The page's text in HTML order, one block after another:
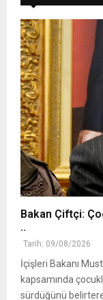
Bakan Çiftçi:
..
Tarih: 09/08/2026
İçişleri Bakanı
kapsamında
sürdüğünü